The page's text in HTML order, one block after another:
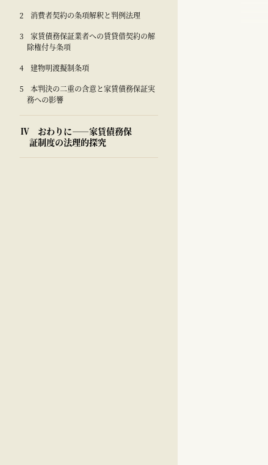
2 消費者契約の条項解釈と判例法理
3 家賃債務保証業者への賃貸借契約の解
除権付与条項
4 建物明渡擬制条項
5 本判決の二重の含意と家賃債務保証実
務への影響
Ⅳ おわりに――家賃債務保
証制度の法理的探究